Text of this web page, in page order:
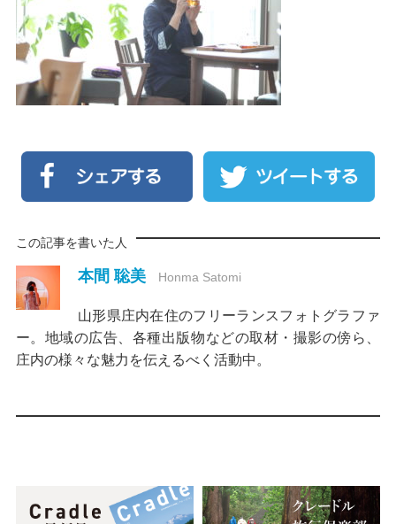
この記事を書いた人
本間 聡美 Honma Satomi
山形県庄内在住のフリーランスフォトグラファ
ー。地域の広告、各種出版物などの取材・撮影の傍ら、
庄内の様々な魅力を伝えるべく活動中。